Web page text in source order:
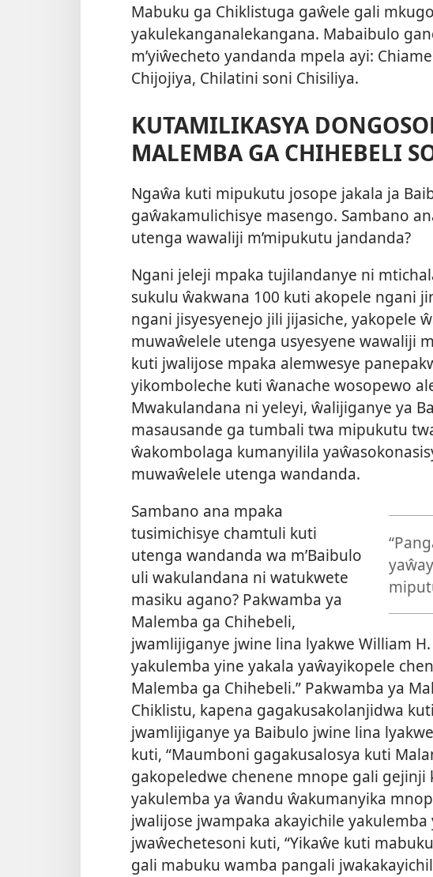
Mabuku ga Chiklistuga gaŵele gali
yakulekanganalekangana. Mabaibulo
m’yiŵecheto yandanda mpela ayi:
Chijojiya, Chilatini soni Chisiliya.
KUTAMILIKASYA
MALEMBA GA CHIHEBELI
Ngaŵa kuti mipukutu josope jakala ja
gaŵakamulichisye masengo. Sambano
utenga wawaliji m’mipukutu jandanda?
Ngani jeleji mpaka tujilandanye ni
sukulu ŵakwana 100 kuti akopele ngani
ngani jisyesyenejo jili jijasiche, yakopele
muwaŵelele utenga usyesyene wawaliji
kuti jwalijose mpaka alemwesye
yikomboleche kuti ŵanache wosopewo
Mwakulandana ni yeleyi, ŵalijiganye ya
masausande ga tumbali twa mipukutu
ŵakombolaga kumanyilila
muwaŵelele utenga wandanda.
Sambano ana mpaka
tusimichisye chamtuli kuti
utenga wandanda wa m’Baibulo
uli wakulandana ni watukwete
masiku agano? Pakwamba ya
Malemba ga Chihebeli,
jwamlijiganye jwine lina lyakwe William
yakulemba yine yakala yaŵayikopele
Malemba ga Chihebeli.” Pakwamba ya
Chiklistu, kapena gagakusakolanjidwa
jwamlijiganye ya Baibulo jwine lina
kuti, “Maumboni gagakusalosya kuti
gakopeledwe chenene mnope gali
yakulemba ya ŵandu ŵakumanyika
jwalijose jwampaka akayichile yakulemba
jwaŵechetesoni kuti, “Yikaŵe kuti
gali mabuku wamba pangali